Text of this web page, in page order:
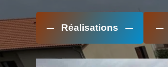
Réalisations